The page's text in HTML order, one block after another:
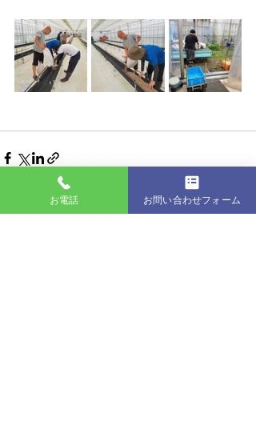
最新記事
お電話 お問い合わせフォーム